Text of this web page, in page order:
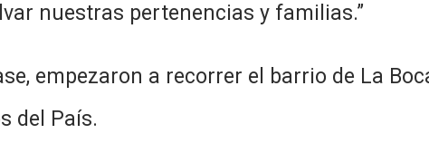
nuestras pertenencias y familias.”
empezaron a recorrer el barrio de La
del País.